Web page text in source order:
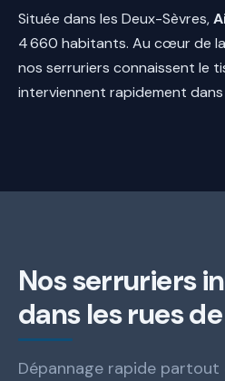
Située dans les Deux-Sèvres,
4 660 habitants. Au cœur de
nos serruriers connaissent le
interviennent rapidement
Nos serruriers
dans les rues
Dépannage rapide partout